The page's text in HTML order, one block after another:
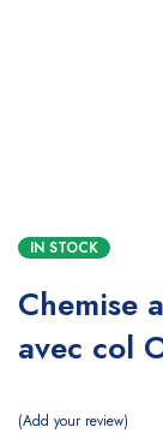
IN STOCK
Chemise
avec col
Add your review